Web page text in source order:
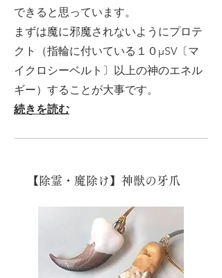
できると思っています。
まずは魔に邪魔されないようにプロテ
クト（指輪に付いている１０μSV〔マ
イクロシーベルト〕以上の神のエネル
ギー）することが大事です。
続きを読む
【除霊・魔除け】神獣の牙爪